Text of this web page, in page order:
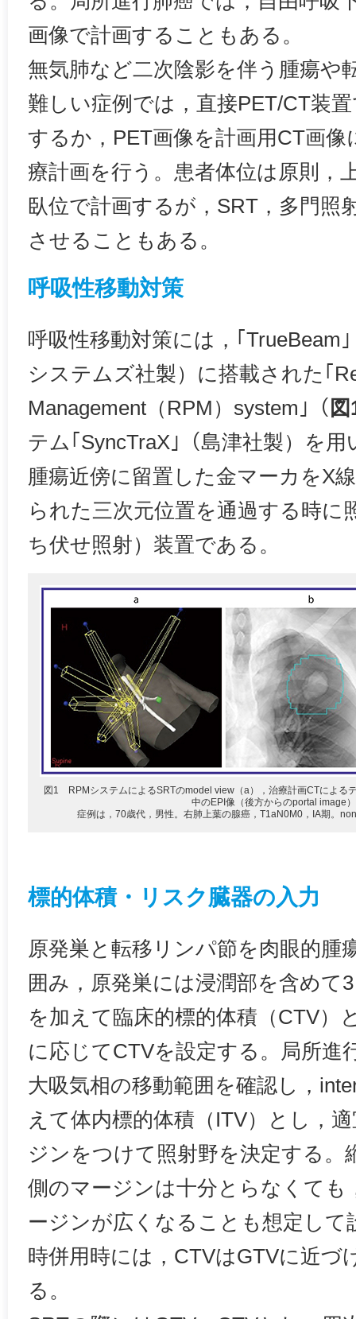
画像で計画することもある。
無気肺など二次陰影を伴う腫瘍や
難しい症例では，直接PET/CT装
するか，PET画像を計画用CT画
療計画を行う。患者体位は原則，
臥位で計画するが，SRT，多門照
させることもある。
呼吸性移動対策
呼吸性移動対策には，｢TrueBeam
システムズ社製）に搭載された｢
Management（RPM）system｣（ 図
テム｢SyncTraX｣（島津社製）を
腫瘍近傍に留置した金マーカをX
られた三次元位置を通過する時に
ち伏せ照射）装置である。
図1 RPMシステムによるSRTのmodel view（a），治療計画CTによる
中のEPI像（後方からのportal image
症例は，70歳代，男性。右肺上葉の腺癌，T1aN0M0，IA期。
標的体積・リスク臓器の入力
原発巣と転移リンパ節を肉眼的腫
囲み，原発巣には浸潤部を含めて
を加えて臨床的標的体積（CTV）
に応じてCTVを設定する。局所進
大吸気相の移動範囲を確認し，
えて体内標的体積（ITV）とし，
ジンをつけて照射野を決定する。
側のマージンは十分とらなくても
ージンが広くなることも想定して
時併用時には，CTVはGTVに近づ
る。